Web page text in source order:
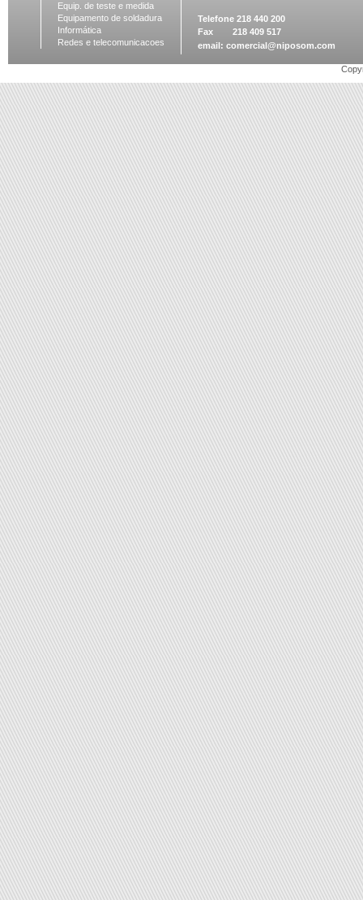
Equip. de teste e medida
Equipamento de soldadura
Informática
Redes e telecomunicacoes
Telefone 218 440 200
Fax 218 409 517
email: comercial@niposom.com